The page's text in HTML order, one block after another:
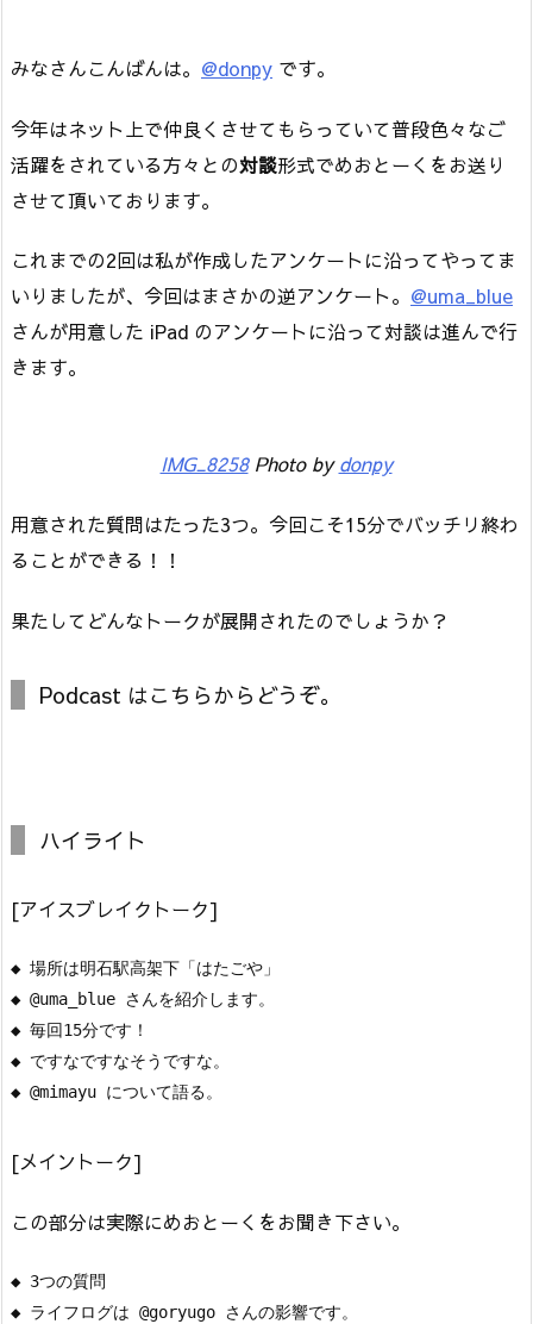
みなさんこんばんは。 @donpy です。
今年はネット上で仲良くさせてもらっていて普段色々なご
活躍をされている方々との対談形式でめおとーくをお送り
させて頂いております。
これまでの2回は私が作成したアンケートに沿ってやってま
いりましたが、今回はまさかの逆アンケート。 @uma_blue
さんが用意した iPad のアンケートに沿って対談は進んで行
きます。
IMG_8258Photo bydonpy
用意された質問はたった3つ。今回こそ15分でバッチリ終わ
ることができる！！
果たしてどんなトークが展開されたのでしょうか？
Podcast はこちらからどうぞ。
ハイライト
[アイスブレイクトーク]
◆ 場所は明石駅高架下「はたごや」
◆ @uma_blue さんを紹介します。
◆ 毎回15分です！
◆ ですなですなそうですな。
[メイントーク]
この部分は実際にめおとーくをお聞き下さい。
◆ 3つの質問
◆ ライフログは @goryugo さんの影響です。